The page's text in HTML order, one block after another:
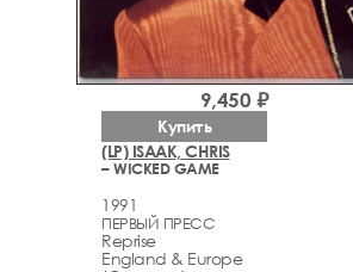
(LP) ISAAK, CHRIS
– WICKED GAME
1991
ПЕРВЫЙ ПРЕСС
Reprise
England & Europe
9,450 ₽
Купить